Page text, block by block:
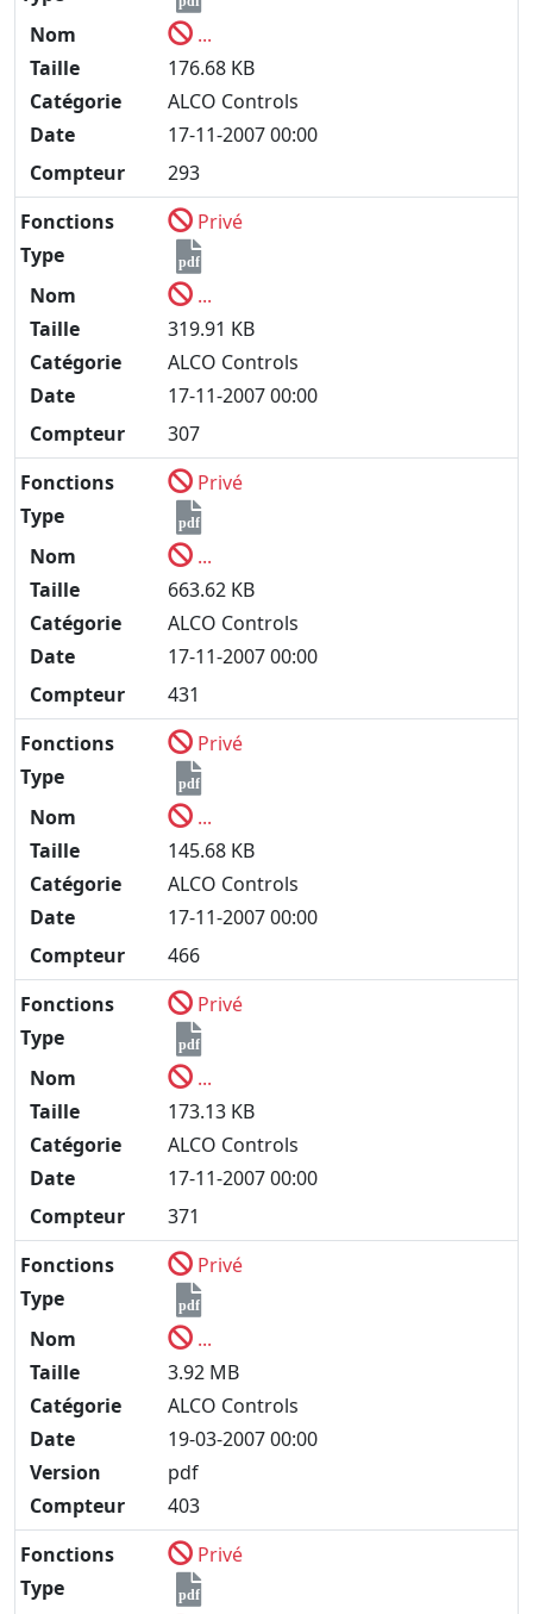
Nom
...
Taille
176.68 KB
Catégorie
ALCO Controls
Date
17-11-2007 00:00
Compteur
293
Fonctions
Privé
Type
pdf
Nom
...
Taille
319.91 KB
Catégorie
ALCO Controls
Date
17-11-2007 00:00
Compteur
307
Fonctions
Privé
Type
pdf
Nom
...
Taille
663.62 KB
Catégorie
ALCO Controls
Date
17-11-2007 00:00
Compteur
431
Fonctions
Privé
Type
pdf
Nom
...
Taille
145.68 KB
Catégorie
ALCO Controls
Date
17-11-2007 00:00
Compteur
466
Fonctions
Privé
Type
pdf
Nom
...
Taille
173.13 KB
Catégorie
ALCO Controls
Date
17-11-2007 00:00
Compteur
371
Fonctions
Privé
Type
pdf
Nom
...
Taille
3.92 MB
Catégorie
ALCO Controls
Date
19-03-2007 00:00
Version
pdf
Compteur
403
Fonctions
Privé
Type
pdf